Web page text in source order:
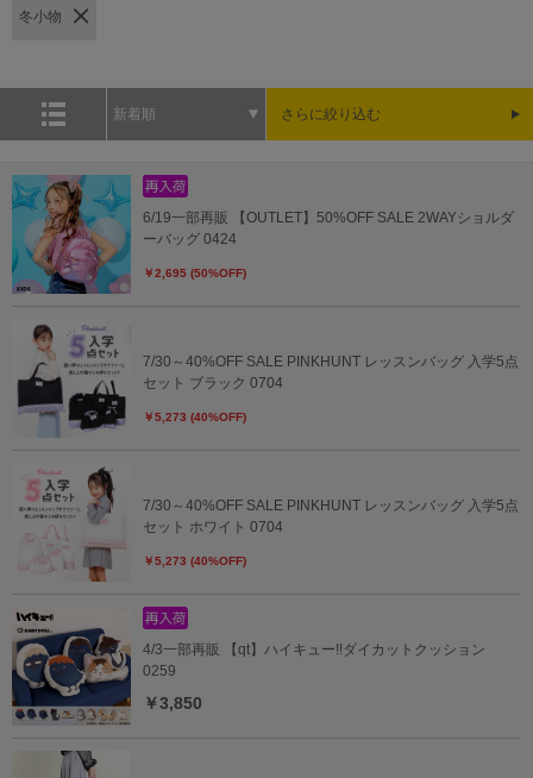
冬小物
新着順 さらに絞り込む
6/19一部再販 【OUTLET】50%OFF SALE 2WAYショルダ
ーバッグ 0424
￥2,695 (50%OFF)
7/30～40%OFF SALE PINKHUNT レッスンバッグ 入学5点
セット ブラック 0704
￥5,273 (40%OFF)
7/30～40%OFF SALE PINKHUNT レッスンバッグ 入学5点
セット ホワイト 0704
￥5,273 (40%OFF)
4/3一部再販 【qt】ハイキュー!!ダイカットクッション
0259
￥3,850